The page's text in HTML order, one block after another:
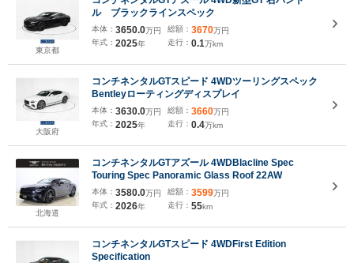
東京都
ル ブラックラインスペック
本体： 3650.0万円
年式： 2025年
総額： 3670万円
走行： 0.1万km
大阪府
コンチネンタルGTスピード 4WDツーリングスペック
Bentleyローティングディスプレイ
本体： 3630.0万円
年式： 2025年
総額： 3660万円
走行： 0.4万km
北海道
コンチネンタルGTアズール 4WDBlacline Spec
Touring Spec Panoramic Glass Roof 22AW
本体： 3580.0万円
年式： 2026年
総額： 3599万円
走行： 55km
コンチネンタルGTスピード 4WDFirst Edition
Specification